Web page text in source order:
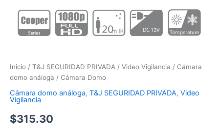
Inicio / T&J SEGURIDAD PRIVADA / Video Vigilancia / Cámara
domo análoga / Cámara Domo
Cámara domo análoga, T&J SEGURIDAD PRIVADA, Video
Vigilancia
$315.30